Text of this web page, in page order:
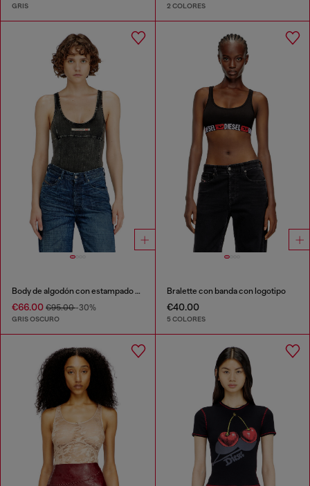
GRIS 2 COLORES
Body de algodón con estampado de pata de gallo
€66.00 €95.00-30%
GRIS OSCURO
Bralette con banda con logotipo
€40.00
5 COLORES